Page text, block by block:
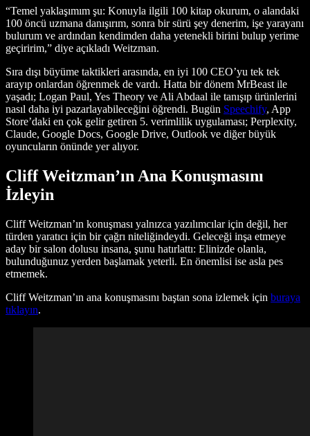
“Temel yaklaşımım şu: Konuyla ilgili 100 kitap okurum, o alandaki
100 öncü uzmana danışırım, sonra bir sürü şey denerim, işe yarayanı
bulurum ve ardından kendimden daha yetenekli birini bulup yerime
geçiririm,” diye açıkladı Weitzman.
Sıra dışı büyüme taktikleri arasında, en iyi 100 CEO’yu tek tek
arayıp onlardan öğrenmek de vardı. Hatta bir dönem MrBeast ile
yaşadı; Logan Paul, Yes Theory ve Ali Abdaal ile tanışıp ürünlerini
nasıl daha iyi pazarlayabileceğini öğrendi. Bugün Speechify, App
Store’daki en çok gelir getiren 5. verimlilik uygulaması; Perplexity,
Claude, Google Docs, Google Drive, Outlook ve diğer büyük
oyuncuların önünde yer alıyor.
Cliff Weitzman’ın Ana Konuşmasını
İzleyin
Cliff Weitzman’ın konuşması yalnızca yazılımcılar için değil, her
türden yaratıcı için bir çağrı niteliğindeydi. Geleceği inşa etmeye
aday bir salon dolusu insana, şunu hatırlattı: Elinizde olanla,
bulunduğunuz yerden başlamak yeterli. En önemlisi ise asla pes
etmemek.
Cliff Weitzman’ın ana konuşmasını baştan sona izlemek için buraya
tıklayın.